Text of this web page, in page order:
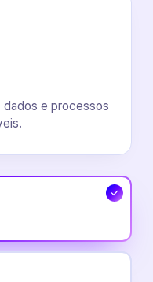
dados e processos